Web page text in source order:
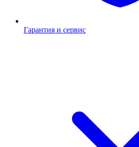
Гарантия и сервис